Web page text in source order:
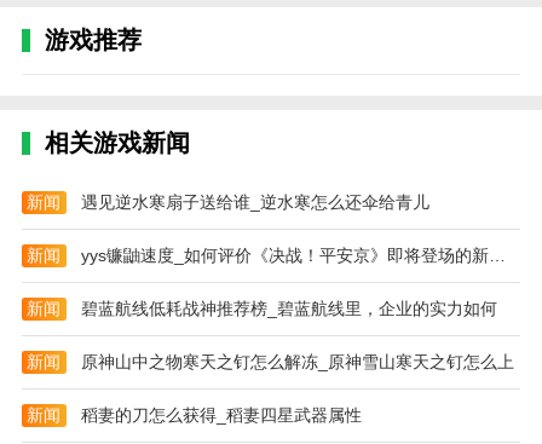
息，让用户不错过每一篇资讯
性
1、软件为用户提供实时行业资讯信息，用户通过
软件可以更清晰具体的了解行业，软件覆盖范围广，为
广大用户朋友提供最全面的服务，有兴趣的朋友来下载
吧
2、在这里你可以获取最新最全的热点资讯，而且
都是免费的哦，如果您也需要的话，不要再等待了
更新日志
游戏推荐
相关游戏新闻
新闻 遇见逆水寒扇子送给谁_逆水寒怎么还伞给青儿
新闻 yys镰鼬速度_如何评价《决战！平安京》即将登场的新式神
新闻 碧蓝航线低耗战神推荐榜_碧蓝航线里，企业的实力如何
新闻 原神山中之物寒天之钉怎么解冻_原神雪山寒天之钉怎么上
新闻 稻妻的刀怎么获得_稻妻四星武器属性